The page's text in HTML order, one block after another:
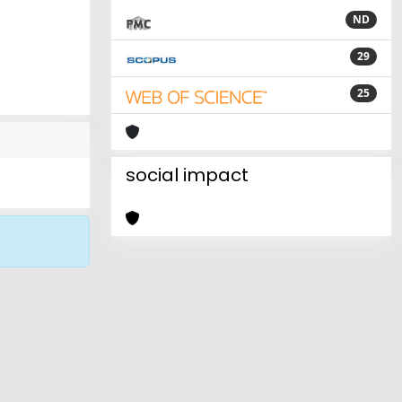
ND
29
25
social impact